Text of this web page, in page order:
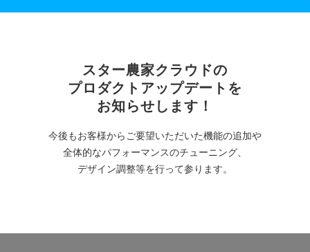
スター農家クラウドの
プロダクトアップデートを
お知らせします！
今後もお客様からご要望いただいた機能の追加や
全体的なパフォーマンスのチューニング、
デザイン調整等を行って参ります。